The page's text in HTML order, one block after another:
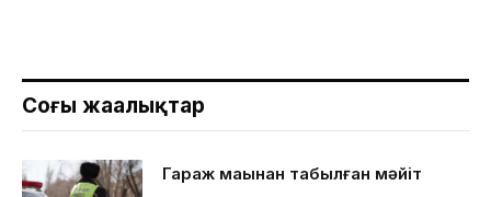
Соңғы жаңалықтар
Гараж маңынан табылған мәйіт